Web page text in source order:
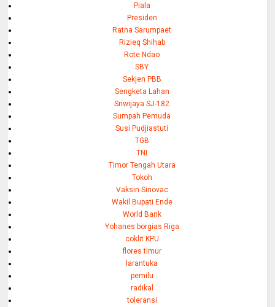
Piala
Presiden
Ratna Sarumpaet
Rizieq Shihab
Rote Ndao
SBY
Sekjen PBB
Sengketa Lahan
Sriwijaya SJ-182
Sumpah Pemuda
Susi Pudjiastuti
TGB
TNI
Timor Tengah Utara
Tokoh
Vaksin Sinovac
Wakil Bupati Ende
World Bank
Yohanes borgias Riga
coklit KPU
flores timur
larantuka
pemilu
radikal
toleransi